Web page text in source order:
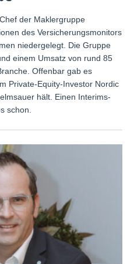
der Maklergruppe
des Versicherungsmonitors
niedergelegt. Die Gruppe
einem Umsatz von rund 85
Offenbar gab es
Private-Equity-Investor Nordic
hält. Einen Interims-
schon.